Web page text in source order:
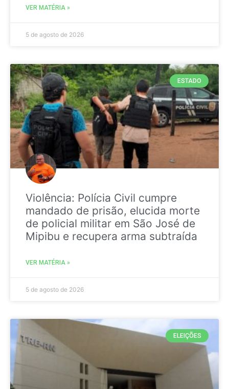
VER MATÉRIA »
5 de agosto de 2026
ESTADO
Violência: Polícia Civil cumpre
mandado de prisão, elucida morte
de policial militar em São José de
Mipibu e recupera arma subtraída
VER MATÉRIA »
5 de agosto de 2026
ELEIÇÕES